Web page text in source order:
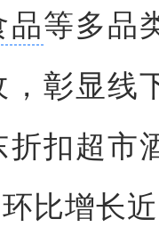
品等多品
彰显线
扣超市
比增长